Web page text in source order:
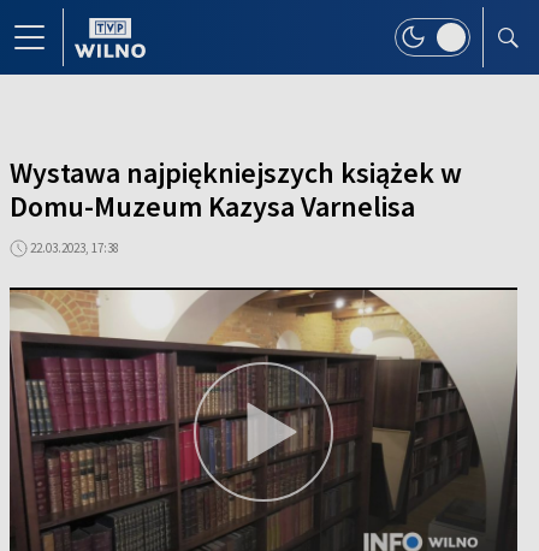
Wystawa najpiękniejszych książek w
Domu-Muzeum Kazysa Varnelisa
22.03.2023, 17:38